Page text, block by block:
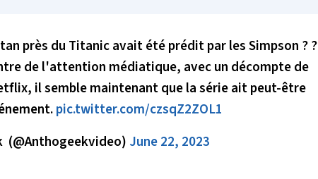
près du Titanic avait été prédit par les Simpson ? ?
de l'attention médiatique, avec un décompte de
il semble maintenant que la série ait peut-être
pic.twitter.com/czsqZ2ZOL1
(@Anthogeekvideo) June 22, 2023